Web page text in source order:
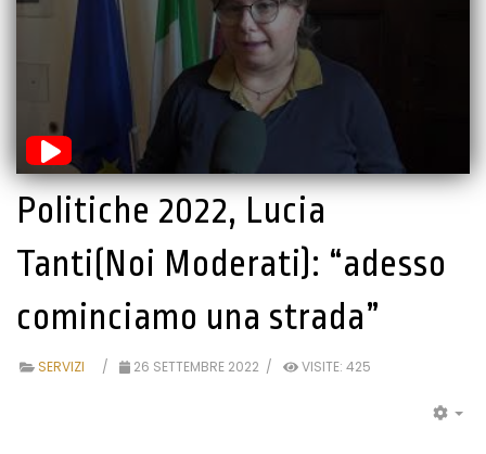
Politiche 2022, Lucia
Tanti(Noi Moderati): “adesso
cominciamo una strada”
SERVIZI 26 SETTEMBRE 2022 VISITE: 425